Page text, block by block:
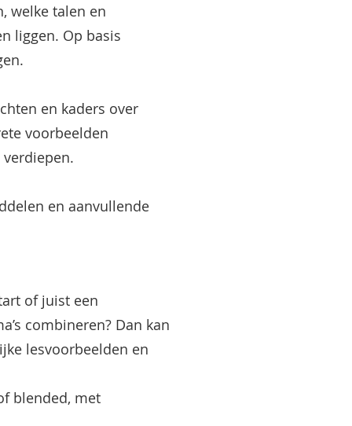
welke talen en
liggen. Op basis
en kaders over
voorbeelden
en aanvullende
of juist een
combineren? Dan kan
lesvoorbeelden en
blended, met